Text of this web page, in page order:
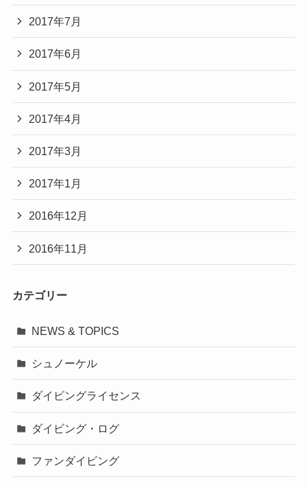
2017年7月
2017年6月
2017年5月
2017年4月
2017年3月
2017年1月
2016年12月
2016年11月
カテゴリー
NEWS & TOPICS
シュノーケル
ダイビングライセンス
ダイビング・ログ
ファンダイビング